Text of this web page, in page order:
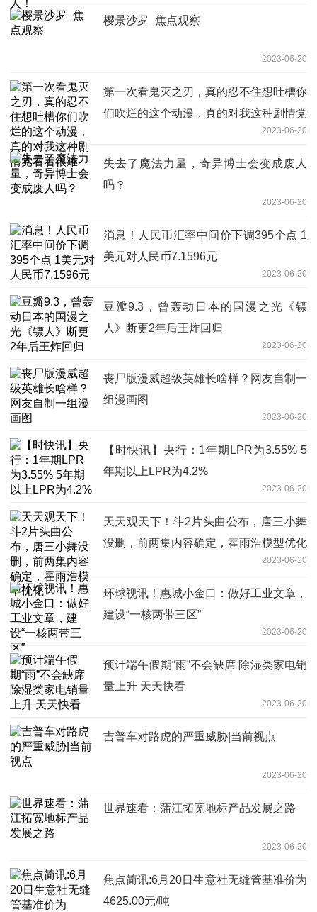
樱景沙罗_焦点观察
2023-06-20
第一次看鬼灭之刃，真的忍不住想吐槽你
们吹烂的这个动漫，真的对我这种剧情党
2023-06-20
失去了魔法力量，奇异博士会变成废人
吗？
2023-06-20
消息！人民币汇率中间价下调395个点 1
美元对人民币7.1596元
2023-06-20
豆瓣9.3，曾轰动日本的国漫之光《镖
人》断更2年后王炸回归
2023-06-20
丧尸版漫威超级英雄长啥样？网友自制一
组漫画图
2023-06-20
【时快讯】央行：1年期LPR为3.55% 5
年期以上LPR为4.2%
2023-06-20
天天观天下！斗2片头曲公布，唐三小舞
没删，前两集内容确定，霍雨浩模型优化
2023-06-20
环球视讯！惠城小金口：做好工业文章，
建设“一核两带三区”
2023-06-20
预计端午假期“雨”不会缺席 除湿类家电销
量上升 天天快看
2023-06-20
吉普车对路虎的严重威胁|当前视点
2023-06-20
世界速看：蒲江拓宽地标产品发展之路
2023-06-20
焦点简讯:6月20日生意社无缝管基准价为
4625.00元/吨